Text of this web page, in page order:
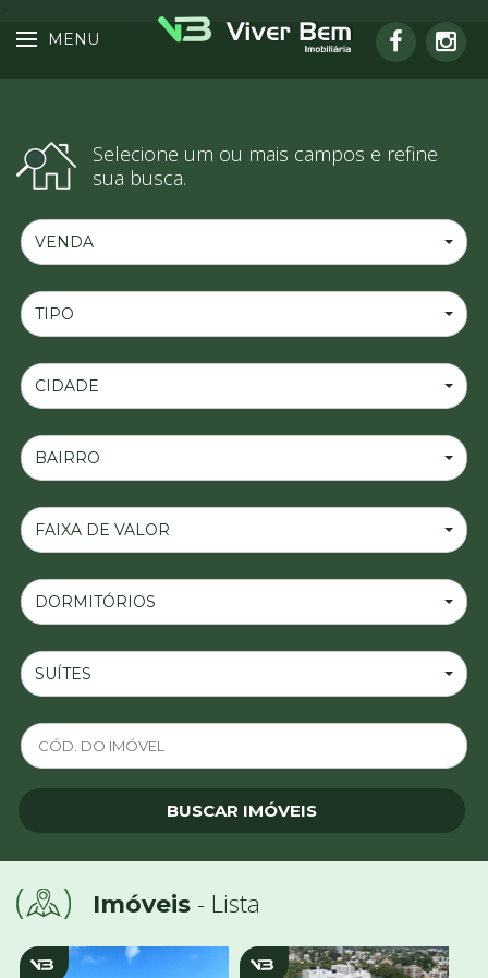
MENU
Selecione um ou mais campos e refine
sua busca.
VENDA
TIPO
CIDADE
BAIRRO
FAIXA DE VALOR
DORMITÓRIOS
SUÍTES
Imóveis - Lista
v1923 V1949